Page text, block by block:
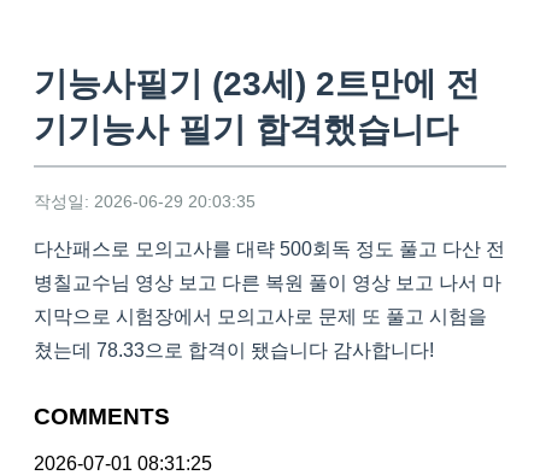
기능사필기 (23세) 2트만에 전
기기능사 필기 합격했습니다
작성일: 2026-06-29 20:03:35
다산패스로 모의고사를 대략 500회독 정도 풀고 다산 전
병칠교수님 영상 보고 다른 복원 풀이 영상 보고 나서 마
지막으로 시험장에서 모의고사로 문제 또 풀고 시험을
쳤는데 78.33으로 합격이 됐습니다 감사합니다!
COMMENTS
2026-07-01 08:31:25